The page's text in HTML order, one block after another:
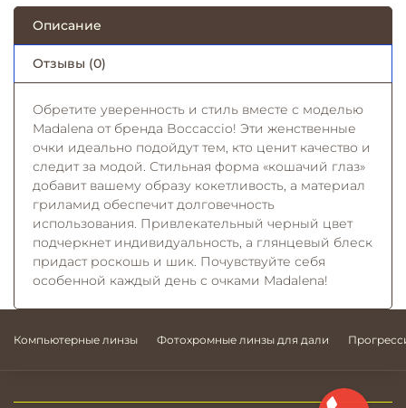
Описание
Отзывы (0)
Обретите уверенность и стиль вместе с моделью
Madalena от бренда Boccaccio! Эти женственные
очки идеально подойдут тем, кто ценит качество и
следит за модой. Стильная форма «кошачий глаз»
добавит вашему образу кокетливость, а материал
гриламид обеспечит долговечность
использования. Привлекательный черный цвет
подчеркнет индивидуальность, а глянцевый блеск
придаст роскошь и шик. Почувствуйте себя
особенной каждый день с очками Madalena!
Компьютерные линзы Фотохромные линзы для дали